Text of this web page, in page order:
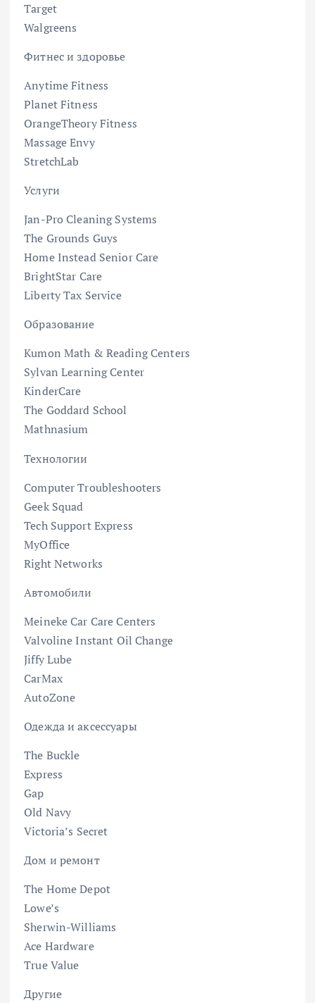
Target
Walgreens
Фитнес и здоровье
Anytime Fitness
Planet Fitness
OrangeTheory Fitness
Massage Envy
StretchLab
Услуги
Jan-Pro Cleaning Systems
The Grounds Guys
Home Instead Senior Care
BrightStar Care
Liberty Tax Service
Образование
Kumon Math & Reading Centers
Sylvan Learning Center
KinderCare
The Goddard School
Mathnasium
Технологии
Computer Troubleshooters
Geek Squad
Tech Support Express
MyOffice
Right Networks
Автомобили
Meineke Car Care Centers
Valvoline Instant Oil Change
Jiffy Lube
CarMax
AutoZone
Одежда и аксессуары
The Buckle
Express
Gap
Old Navy
Victoria’s Secret
Дом и ремонт
The Home Depot
Lowe’s
Sherwin-Williams
Ace Hardware
True Value
Другие